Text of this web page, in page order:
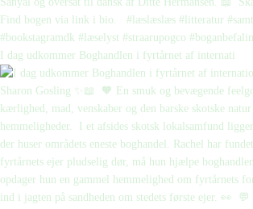
I dag udkommer Boghandlen i fyrtårnet af internati